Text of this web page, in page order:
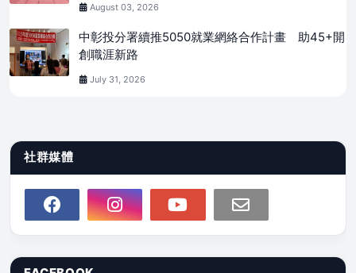
August 03, 2026
中彰投分署續推5050就業網絡合作計畫 助45+開
創職涯新路
July 31, 2026
社群媒體